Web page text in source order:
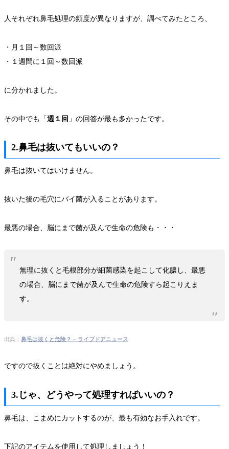
人それぞれ鼻毛処理の頻度が異なりますが、調べてみたところ、
・月１回～数回派
・１週間に１回～数回派
に分かれました。
その中でも「週１回 」の回答が最も多かったです。
2.鼻毛は抜いてもいいの？
鼻毛は抜いてはいけません。
抜いた後の毛穴にバイ菌が入ることがあります。
最悪の場合、脳にまで菌が及んで生命の危険も・・・
無理に抜くと毛根部分が細菌感染を起こして化膿し、最悪
の場合、脳にまで菌が及んで生命の危険すら起こりえま
す。
出典： 鼻毛は抜くと危険？ – ライブドアニュース
ですので抜くことは絶対にやめましょう。
3.じゃ、どうやって処理すればいいの？
鼻毛は、こまめにカットするのが、最も有効なお手入れです。
下記のアイテムを使用して処理しましょう！